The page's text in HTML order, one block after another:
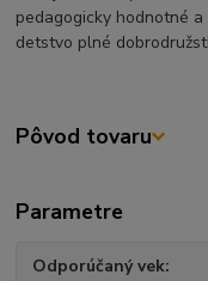
pedagogicky hodnotné
detstvo plné
Pôvod tovaru
Parametre
Odporúčaný vek